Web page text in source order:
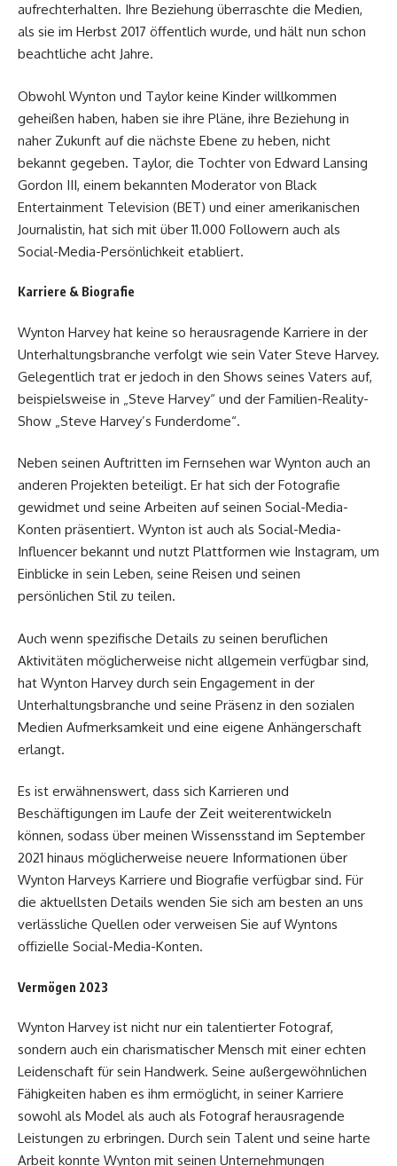
aufrechterhalten. Ihre Beziehung überraschte die Medien,
als sie im Herbst 2017 öffentlich wurde, und hält nun schon
beachtliche acht Jahre.
Obwohl Wynton und Taylor keine Kinder willkommen
geheißen haben, haben sie ihre Pläne, ihre Beziehung in
naher Zukunft auf die nächste Ebene zu heben, nicht
bekannt gegeben. Taylor, die Tochter von Edward Lansing
Gordon III, einem bekannten Moderator von Black
Entertainment Television (BET) und einer amerikanischen
Journalistin, hat sich mit über 11.000 Followern auch als
Social-Media-Persönlichkeit etabliert.
Karriere & Biografie
Wynton Harvey hat keine so herausragende Karriere in der
Unterhaltungsbranche verfolgt wie sein Vater Steve Harvey.
Gelegentlich trat er jedoch in den Shows seines Vaters auf,
beispielsweise in „Steve Harvey“ und der Familien-Reality-
Show „Steve Harvey’s Funderdome“.
Neben seinen Auftritten im Fernsehen war Wynton auch an
anderen Projekten beteiligt. Er hat sich der Fotografie
gewidmet und seine Arbeiten auf seinen Social-Media-
Konten präsentiert. Wynton ist auch als Social-Media-
Influencer bekannt und nutzt Plattformen wie Instagram, um
Einblicke in sein Leben, seine Reisen und seinen
persönlichen Stil zu teilen.
Auch wenn spezifische Details zu seinen beruflichen
Aktivitäten möglicherweise nicht allgemein verfügbar sind,
hat Wynton Harvey durch sein Engagement in der
Unterhaltungsbranche und seine Präsenz in den sozialen
Medien Aufmerksamkeit und eine eigene Anhängerschaft
erlangt.
Es ist erwähnenswert, dass sich Karrieren und
Beschäftigungen im Laufe der Zeit weiterentwickeln
können, sodass über meinen Wissensstand im September
2021 hinaus möglicherweise neuere Informationen über
Wynton Harveys Karriere und Biografie verfügbar sind. Für
die aktuellsten Details wenden Sie sich am besten an uns
verlässliche Quellen oder verweisen Sie auf Wyntons
offizielle Social-Media-Konten.
Vermögen 2023
Wynton Harvey ist nicht nur ein talentierter Fotograf,
sondern auch ein charismatischer Mensch mit einer echten
Leidenschaft für sein Handwerk. Seine außergewöhnlichen
Fähigkeiten haben es ihm ermöglicht, in seiner Karriere
sowohl als Model als auch als Fotograf herausragende
Leistungen zu erbringen. Durch sein Talent und seine harte
Arbeit konnte Wynton mit seinen Unternehmungen